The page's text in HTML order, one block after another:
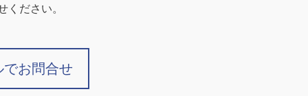
ださい。
お問合せ